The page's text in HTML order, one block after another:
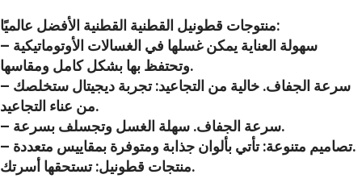
منتوجات قطونيل القطنية القطنية الأفضل عالميًا:
– سهولة العناية يمكن غسلها في الغسالات الأوتوماتيكية
وتحتفظ بها بشكل كامل ومقاسها.
– سرعة الجفاف. خالية من التجاعيد: تجربة ديجيتال ستخلصك
من عناء التجاعيد.
– سرعة الجفاف. سهلة الغسل وتجسلف بسرعة.
– تصاميم متنوعة: تأتي بألوان جذابة ومتوفرة بمقاييس متعددة.
منتجات قطونيل: تستحقها أسرتك.